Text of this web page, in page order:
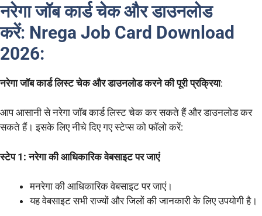
नरेगा जॉब कार्ड चेक और डाउनलोड
करें: Nrega Job Card Download
2026:
नरेगा जॉब कार्ड लिस्ट चेक और डाउनलोड करने की पूरी प्रक्रिया:
आप आसानी से नरेगा जॉब कार्ड लिस्ट चेक कर सकते हैं और डाउनलोड कर
सकते हैं। इसके लिए नीचे दिए गए स्टेप्स को फॉलो करें:
स्टेप 1: नरेगा की आधिकारिक वेबसाइट पर जाएं
मनरेगा की आधिकारिक वेबसाइट पर जाएं।
यह वेबसाइट सभी राज्यों और जिलों की जानकारी के लिए उपयोगी है।